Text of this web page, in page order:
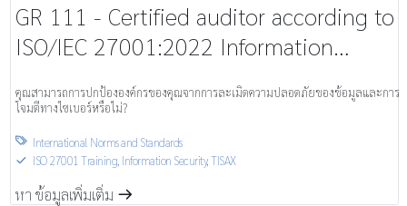
GR 111 - Certified auditor according to
ISO/IEC 27001:2022 Information
จัดการความปลอดภัยของข้อมูล
คุณสามารถการปกป้ององค์กรของคุณจากการละเมิดความปลอดภัยของข้อมูลและการ
โจมตีทางไซเบอร์หรือไม่?
 International Norms and Standards
S ISO 27001 Training, Information Security, TISAX
หา ข้อมูลเพิ่มเติ่ม m